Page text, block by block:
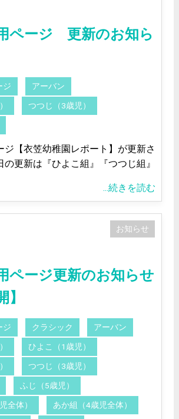
ページ 更新のお知ら
ジ アーバン
つつじ（3歳児）
ジ【衣笠幼稚園レポート】が更新さ
更新は『ひよこ組』『つつじ組』
...続きを読む
ページ更新のお知らせ
】
お知らせ
ジ クラシック アーバン
ひよこ（1歳児）
つつじ（3歳児）
ふじ（5歳児）
全体） あか組（4歳児全体）